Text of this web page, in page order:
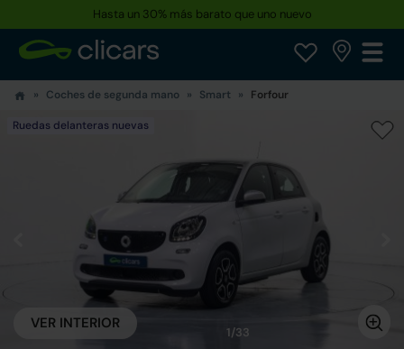
Hasta un 30% más barato que uno nuevo
Coches de segunda mano Smart Forfour
Ruedas delanteras nuevas
VER INTERIOR
1/33